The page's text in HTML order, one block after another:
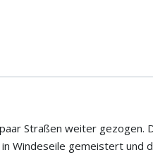
Straßen weiter gezogen.
Windeseile gemeistert und